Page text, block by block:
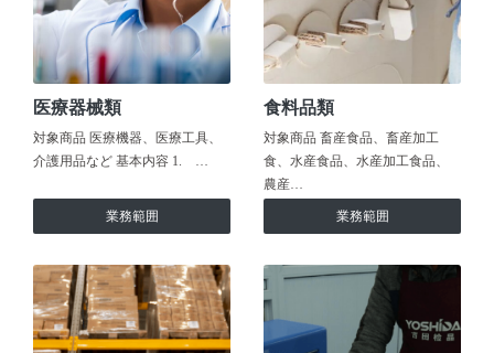
医療器械類
対象商品 医療機器、医療工具、
介護用品など 基本内容 1. …
業務範囲
食料品類
対象商品 畜産食品、畜産加工
食、水産食品、水産加工食品、
農産…
業務範囲